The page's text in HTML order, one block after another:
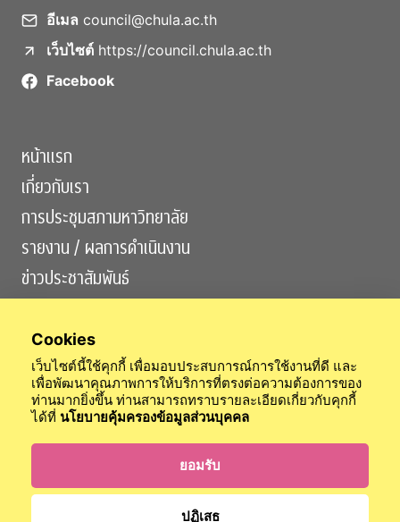
อีเมล council@chula.ac.th
เว็บไซต์ https://council.chula.ac.th
Facebook
หน้าแรก
เกี่ยวกับเรา
การประชุมสภามหาวิทยาลัย
รายงาน / ผลการดำเนินงาน
ข่าวประชาสัมพันธ์
สำนักงานสภามหาวิทยาลัย สำนักตรวจสอบ
สำนักกิจการวุฒยาจารย์
ข้อบังคับจุฬาฯ
นโยบายการคุ้มครองข้อมูลส่วนบุคคล
เข้าสู่ระบบ
Cookies
เว็บไซต์นี้ใช้คุกกี้ เพื่อมอบประสบการณ์การใช้งานที่ดี และ
เพื่อพัฒนาคุณภาพการให้บริการที่ตรงต่อความต้องการของ
ท่านมากยิ่งขึ้น ท่านสามารถทราบรายละเอียดเกี่ยวกับคุกกี้
ได้ที่ นโยบายคุ้มครองข้อมูลส่วนบุคคล
ยอมรับ
ปฏิเสธ